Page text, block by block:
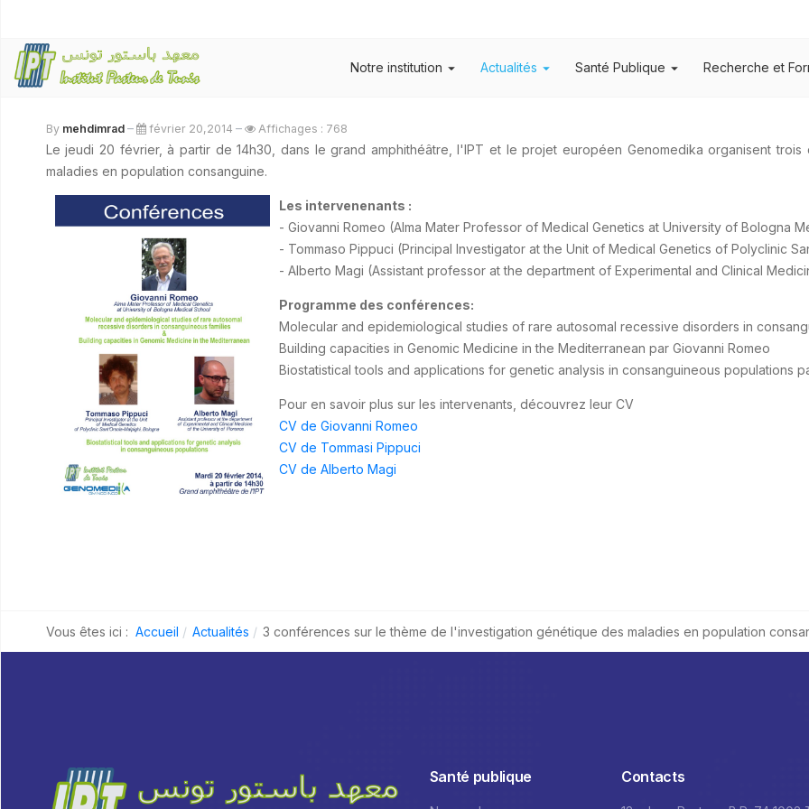
Notre institution Actualités Santé Publique Recherche et
By mehdimrad février 20,2014 Affichages : 768
Le jeudi 20 février, à partir de 14h30, dans le grand amphithéâtre, l'IPT et le projet européen Genomedika organisent
maladies en population consanguine.
Les intervenenants :
- Giovanni Romeo (Alma Mater Professor of Medical Genetics at University of Bologna
- Tommaso Pippuci (Principal Investigator at the Unit of Medical Genetics of Polyclinic
- Alberto Magi (Assistant professor at the department of Experimental and Clinical
Programme des conférences:
Molecular and epidemiological studies of rare autosomal recessive disorders in
Building capacities in Genomic Medicine in the Mediterranean par Giovanni Romeo
Biostatistical tools and applications for genetic analysis in consanguineous populations
Pour en savoir plus sur les intervenants, découvrez leur CV
CV de Giovanni Romeo
CV de Tommasi Pippuci
CV de Alberto Magi
Vous êtes ici : Accueil Actualités 3 conférences sur le thème de l'investigation génétique des maladies en population
Santé publique Contacts